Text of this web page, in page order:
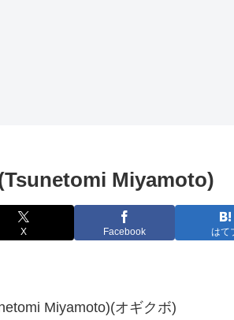
Miyamoto)
X Facebook はて
Miyamoto)(オギクボ)